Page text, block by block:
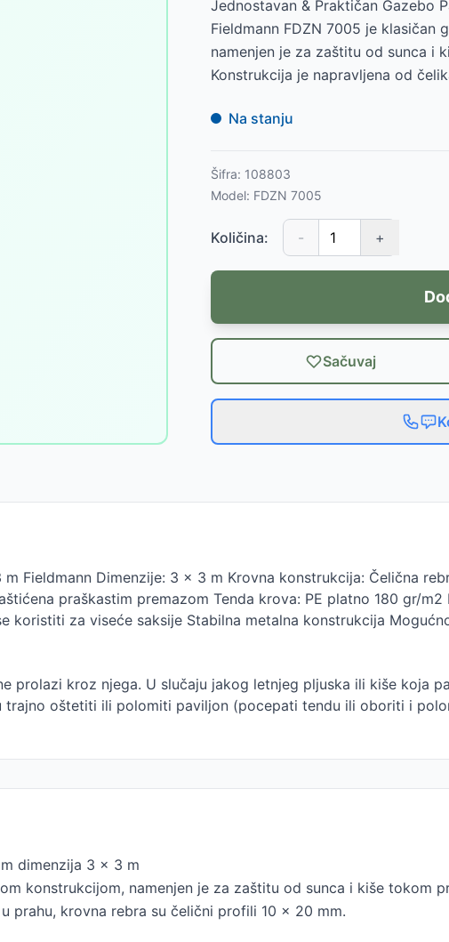
Jednostavan & Praktičan Gazebo
Fieldmann FDZN 7005 je klasičan
namenjen je za zaštitu od sunca i
Konstrukcija je napravljena od
Na stanju
Šifra: 108803
Model: FDZN 7005
Količina: - +
Sačuvaj
Fieldmann Dimenzije: 3 x 3 m Krovna konstrukcija: Čelična
praškastim premazom Tenda krova: PE platno 180 gr/
koristiti za viseće saksije Stabilna metalna konstrukcija
prolazi kroz njega. U slučaju jakog letnjeg pljuska ili kiše koja
oštetiti ili polomiti paviljon (pocepati tendu ili oboriti i
dimenzija 3 x 3 m
konstrukcijom, namenjen je za zaštitu od sunca i kiše tokom
prahu, krovna rebra su čelični profili 10 x 20 mm.